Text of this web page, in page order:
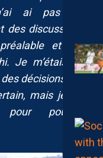
ai pas eu
discussions
et sur
Je m’étais dit
décisions, il y
mais je les
pouvoir